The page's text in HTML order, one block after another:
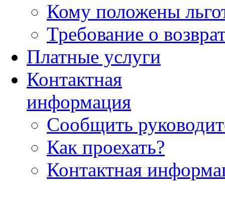
Кому положены
Требование о
Платные услуги
Контактная
информация
Сообщить
Как проехать?
Контактная